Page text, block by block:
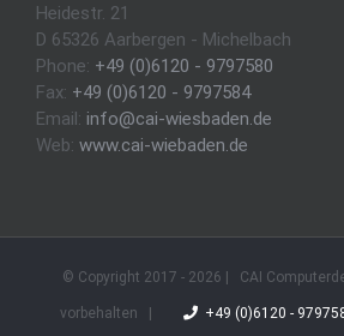
Heidestr. 21
D 65326 Aarbergen - Michelbach
Phone: +49 (0)6120 - 9797580
Fax: +49 (0)6120 - 9797584
Email: info@cai-wiesbaden.de
Web: www.cai-wiebaden.de
© Copyright 2017 - 2026 | CAI
vorbehalten | +49 (0)6120 -